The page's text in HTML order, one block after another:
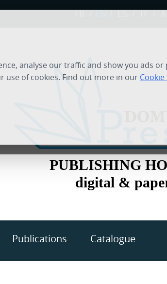
analyse our traffic and show you ads or
use of cookies. Find out more in our Cookie
FR /EN/ ES / IT /
PUBLISHING
digital &
Publications Catalogue